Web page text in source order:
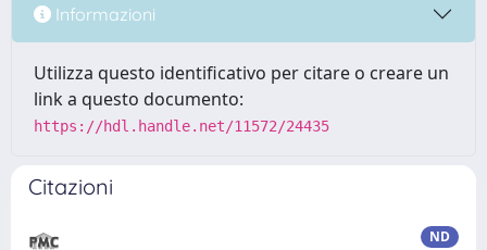
Informazioni
Utilizza questo identificativo per citare o creare un
link a questo documento:
https://hdl.handle.net/11572/24435
Citazioni
ND